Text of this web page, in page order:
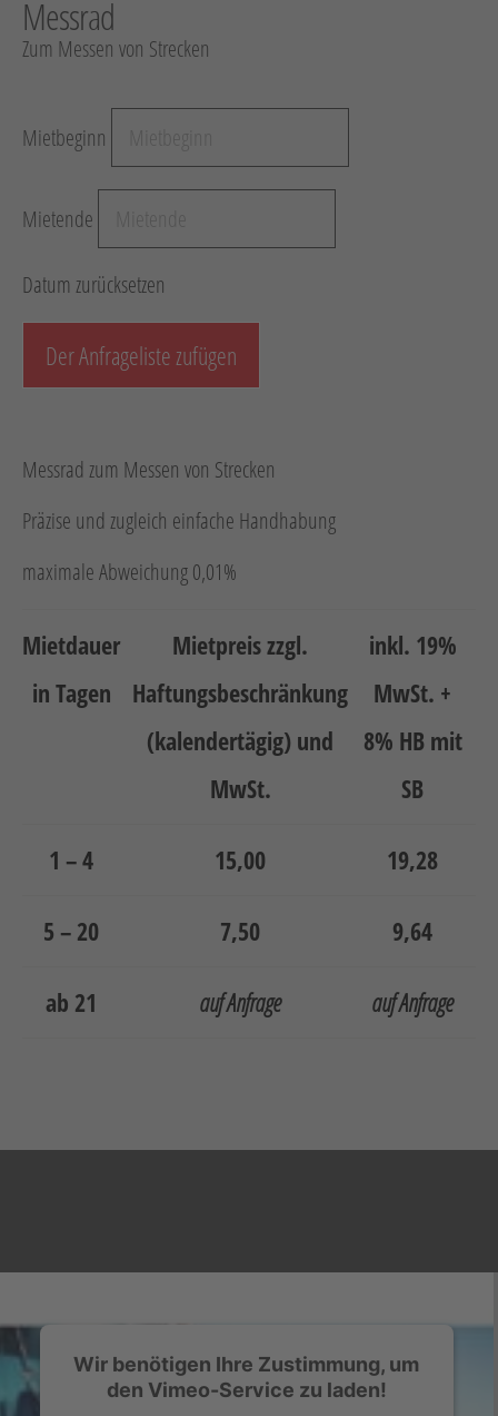
Garten
Verkehr / Beleuchtung
Verkauf
Neuheiten
Unternehmen
Jobs
Schulungen
FacebookInstagram
Messrad
Zum Messen von Strecken
Mietbeginn
Mietende
Datum zurücksetzen
Der Anfrageliste zufügen
Messrad zum Messen von Strecken
Präzise und zugleich einfache Handhabung
maximale Abweichung 0,01%
Mietdauer
in Tagen
Mietpreis zzgl.
Haftungsbeschränkung
(kalendertägig) und
MwSt.
inkl. 19%
MwSt. +
8% HB mit
SB
1 – 4 15,00 19,28
5 – 20 7,50 9,64
ab 21 auf Anfrage auf Anfrage
Wir benötigen Ihre Zustimmung, um
den Vimeo-Service zu laden!